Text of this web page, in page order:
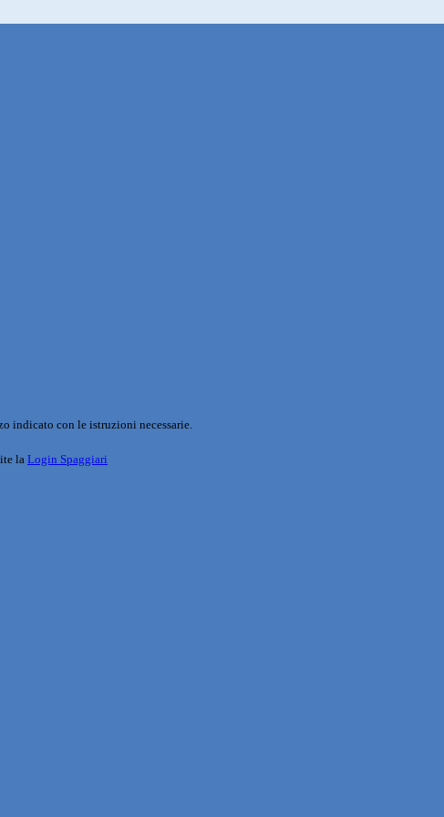
indicato con le istruzioni necessarie.
la Login Spaggiari